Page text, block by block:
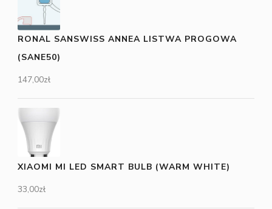
RONAL SANSWISS ANNEA LISTWA PROGOWA
(SANE50)
147,00zł
XIAOMI MI LED SMART BULB (WARM WHITE)
33,00zł